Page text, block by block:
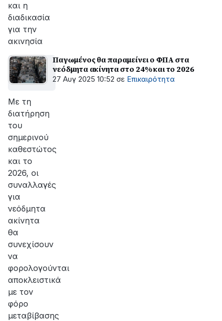
και η
διαδικασία
για την
ακινησία
Παγωμένος θα παραμείνει ο ΦΠΑ στα
νεόδμητα ακίνητα στο 24% και το 2026
27 Αυγ 2025 10:52 σε Επικαιρότητα
Με τη
διατήρηση
του
σημερινού
καθεστώτος
και το
2026, οι
συναλλαγές
για
νεόδμητα
ακίνητα
θα
συνεχίσουν
να
φορολογούνται
αποκλειστικά
με τον
φόρο
μεταβίβασης